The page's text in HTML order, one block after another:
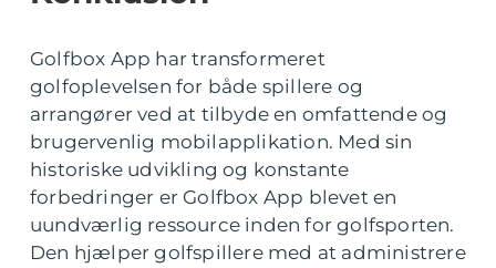
Golfbox App har transformeret
golfoplevelsen for både spillere og
arrangører ved at tilbyde en omfattende og
brugervenlig mobilapplikation. Med sin
historiske udvikling og konstante
forbedringer er Golfbox App blevet en
uundværlig ressource inden for golfsporten.
Den hjælper golfspillere med at administrere